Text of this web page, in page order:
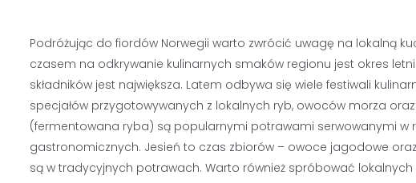
Podróżując do fiordów Norwegii warto zwrócić uwagę na lokalną
czasem na odkrywanie kulinarnych smaków regionu jest okres
składników jest największa. Latem odbywa się wiele festiwali
specjałów przygotowywanych z lokalnych ryb, owoców morza
(fermentowana ryba) są popularnymi potrawami serwowanymi
gastronomicznych. Jesień to czas zbiorów – owoce jagodowe
są w tradycyjnych potrawach. Warto również spróbować